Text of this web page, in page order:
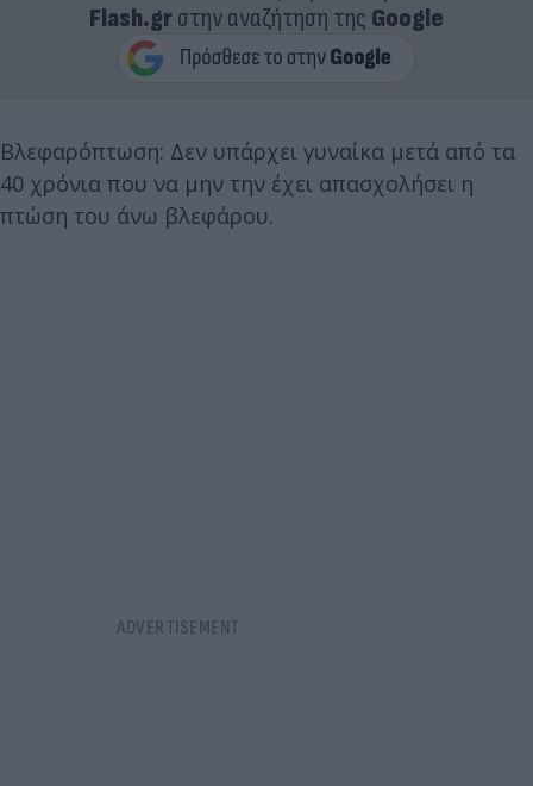
Flash.grστην αναζήτηση της Google
Βλεφαρόπτωση: Δεν υπάρχει γυναίκα μετά από τα
40 χρόνια που να μην την έχει απασχολήσει η
πτώση του άνω βλεφάρου.